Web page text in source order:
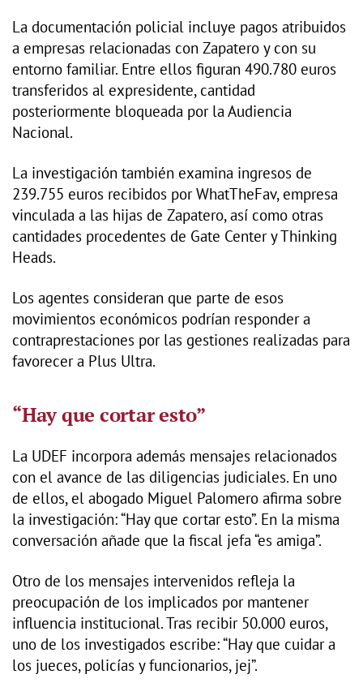
La documentación policial incluye pagos atribuidos
a empresas relacionadas con Zapatero y con su
entorno familiar. Entre ellos figuran 490.780 euros
transferidos al expresidente, cantidad
posteriormente bloqueada por la Audiencia
Nacional.
La investigación también examina ingresos de
239.755 euros recibidos por WhatTheFav, empresa
vinculada a las hijas de Zapatero, así como otras
cantidades procedentes de Gate Center y Thinking
Heads.
Los agentes consideran que parte de esos
movimientos económicos podrían responder a
contraprestaciones por las gestiones realizadas para
favorecer a Plus Ultra.
“Hay que cortar esto”
La UDEF incorpora además mensajes relacionados
con el avance de las diligencias judiciales. En uno
de ellos, el abogado Miguel Palomero afirma sobre
la investigación: “Hay que cortar esto”. En la misma
conversación añade que la fiscal jefa “es amiga”.
Otro de los mensajes intervenidos refleja la
preocupación de los implicados por mantener
influencia institucional. Tras recibir 50.000 euros,
uno de los investigados escribe: “Hay que cuidar a
los jueces, policías y funcionarios, jej”.